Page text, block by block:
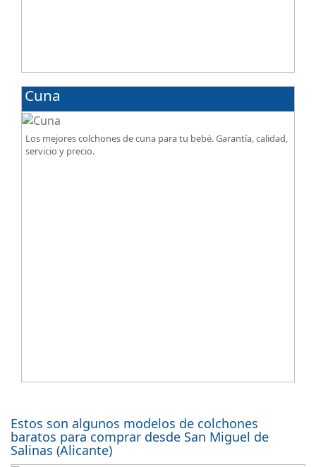
Cuna
Los mejores colchones de cuna para tu bebé. Garantía, calidad,
servicio y precio.
Estos son algunos modelos de colchones
baratos para comprar desde San Miguel de
Salinas (Alicante)